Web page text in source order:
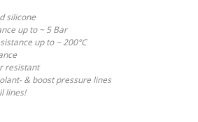
silicone
up to ~ 5 Bar
up to ~ 200°C
resistant
& boost pressure lines
lines!